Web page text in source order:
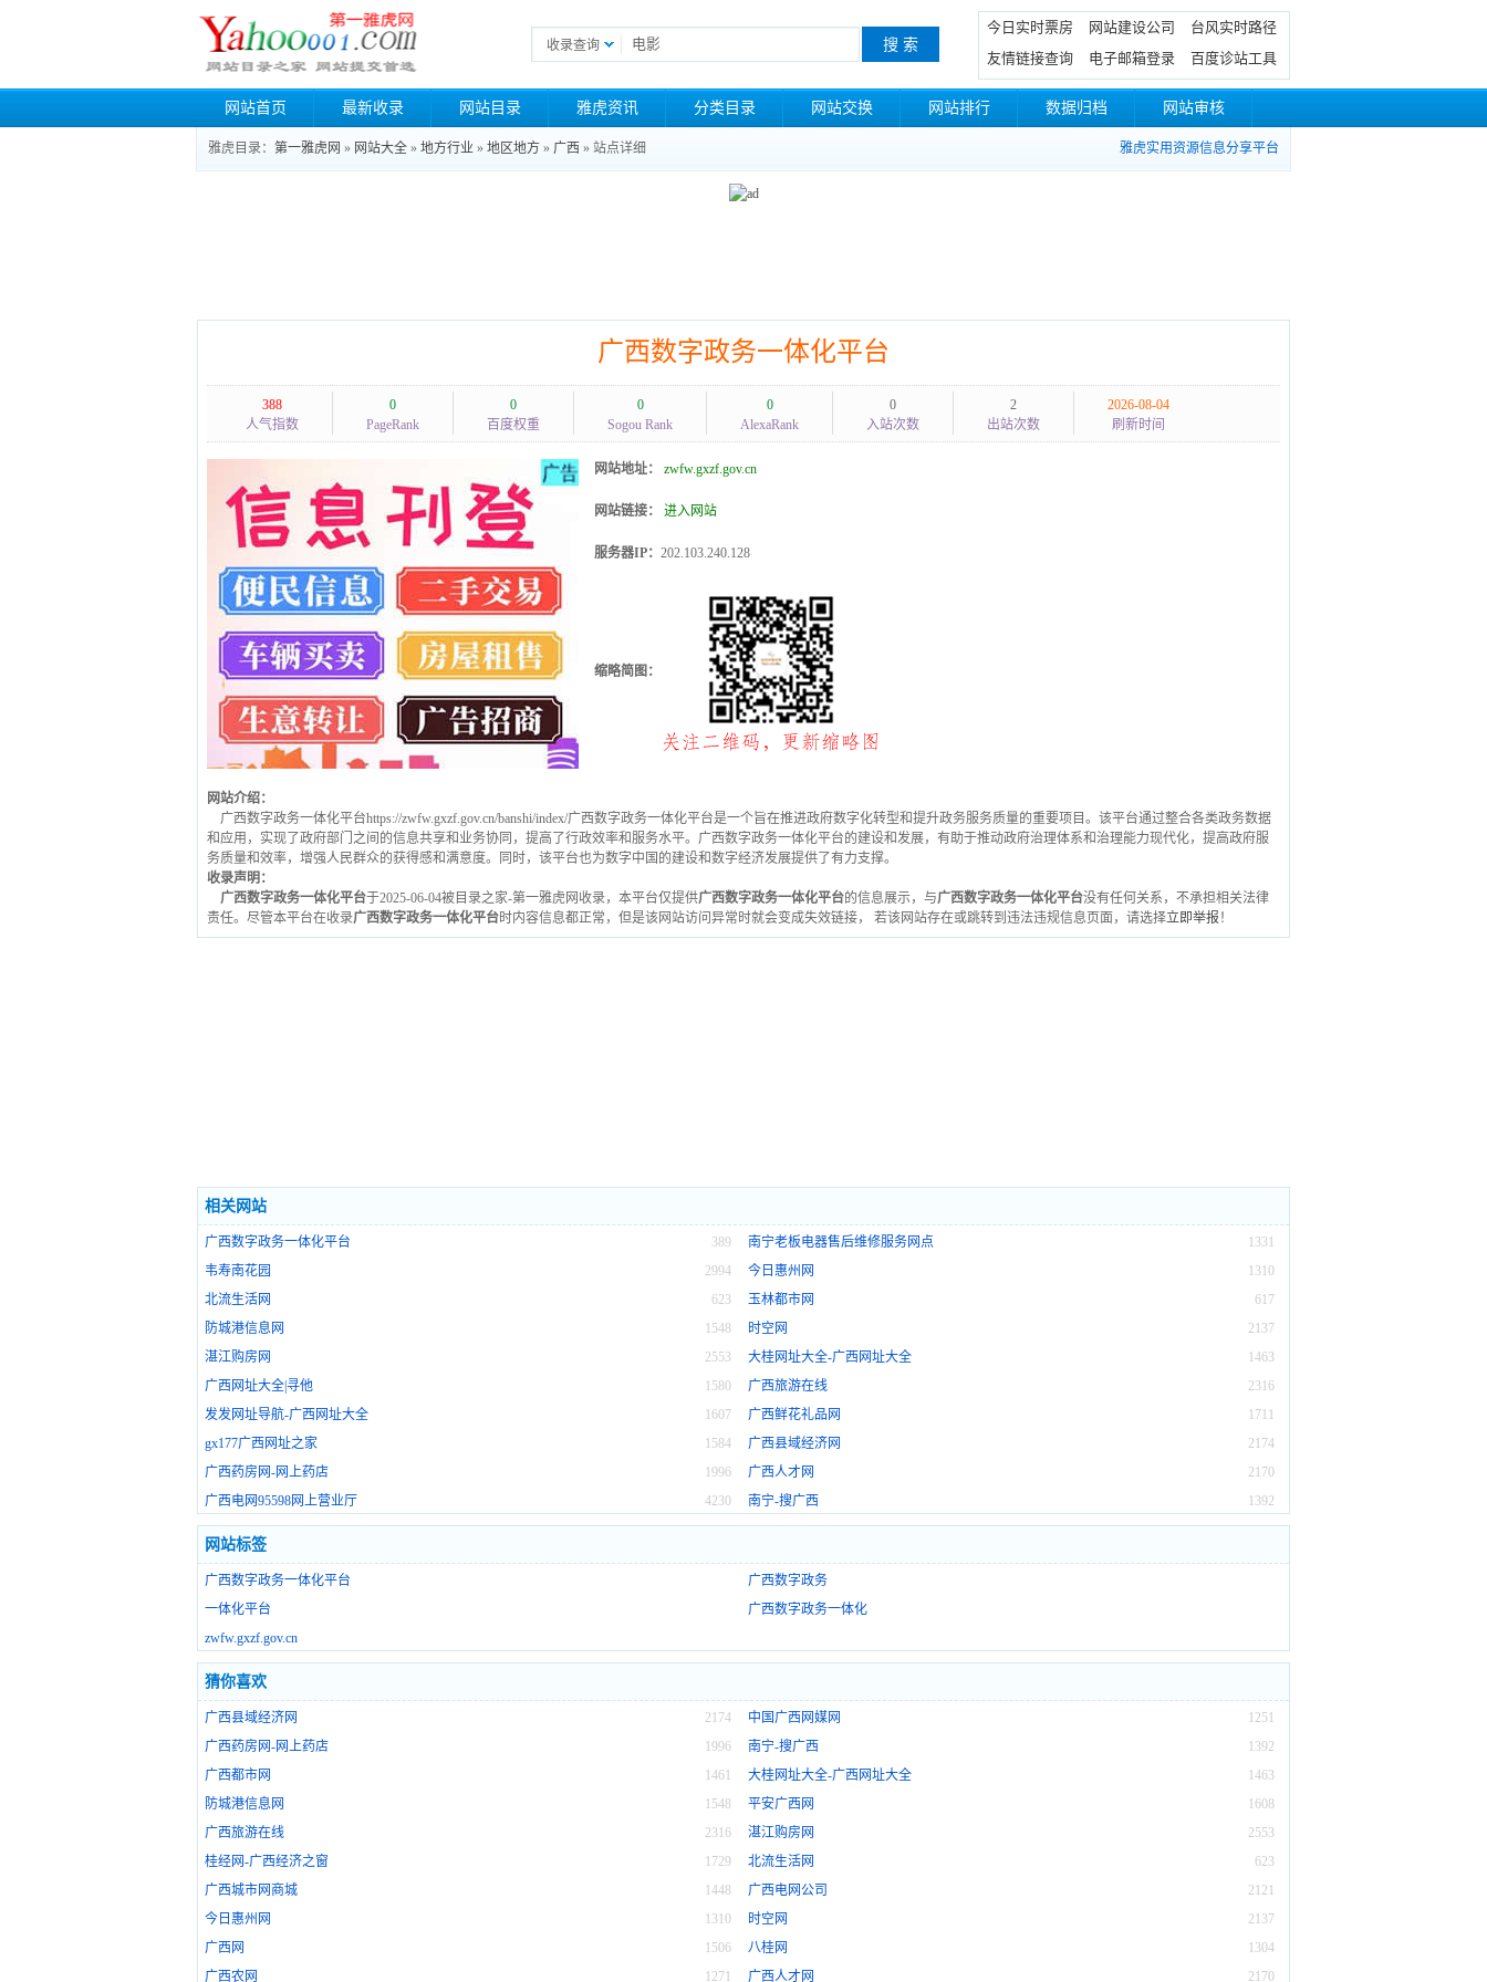
收录查询
今日实时票房 网站建设公司
台风实时路径
友情链接查询
电子邮箱登录 百度诊站工具
网站首页 最新收录 网站目录 雅虎资讯 分类目录 网站交换 网站排行 数据归档 网站审核
雅虎目录： 第一雅虎网 » 网站大全 » 地方行业 » 地区地方 » 广西 » 站点详细 雅虎实用资源信息分享平台
广西数字政务一体化平台
388
人气指数
0
PageRank
0
百度权重
0
Sogou Rank
0
AlexaRank
0
入站次数
2
出站次数
2026-08-04
刷新时间
网站地址： zwfw.gxzf.gov.cn
网站链接： 进入网站
服务器IP： 202.103.240.128
缩略简图：
网站介绍：
广西数字政务一体化平台https://zwfw.gxzf.gov.cn/banshi/index/广西数字政务一体化平台是一个旨在推进政府数字化转型和提升政务服务质量的重要项目。该平台通过整合各类政务数据
和应用，实现了政府部门之间的信息共享和业务协同，提高了行政效率和服务水平。广西数字政务一体化平台的建设和发展，有助于推动政府治理体系和治理能力现代化，提高政府服
务质量和效率，增强人民群众的获得感和满意度。同时，该平台也为数字中国的建设和数字经济发展提供了有力支撑。
收录声明：
广西数字政务一体化平台于2025-06-04被目录之家-第一雅虎网收录，本平台仅提供广西数字政务一体化平台的信息展示，与广西数字政务一体化平台没有任何关系，不承担相关法律
责任。尽管本平台在收录广西数字政务一体化平台时内容信息都正常，但是该网站访问异常时就会变成失效链接， 若该网站存在或跳转到违法违规信息页面，请选择立即举报 ！
相关网站
389
广西数字政务一体化平台 1331
南宁老板电器售后维修服务网点
2994
韦寿南花园 1310
今日惠州网
623
北流生活网 617
玉林都市网
1548
防城港信息网 2137
时空网
2553
湛江购房网 1463
大桂网址大全-广西网址大全
1580
广西网址大全|寻他 2316
广西旅游在线
1607
发发网址导航-广西网址大全 1711
广西鲜花礼品网
1584
gx177广西网址之家 2174
广西县域经济网
1996
广西药房网-网上药店 2170
广西人才网
4230
广西电网95598网上营业厅 1392
南宁-搜广西
网站标签
广西数字政务一体化平台
广西数字政务
一体化平台
广西数字政务一体化
zwfw.gxzf.gov.cn
猜你喜欢
2174
广西县域经济网 1251
中国广西网媒网
1996
广西药房网-网上药店 1392
南宁-搜广西
1461
广西都市网 1463
大桂网址大全-广西网址大全
1548
防城港信息网 1608
平安广西网
2316
广西旅游在线 2553
湛江购房网
1729
桂经网-广西经济之窗 623
北流生活网
1448
广西城市网商城 2121
广西电网公司
1310
今日惠州网 2137
时空网
1506
广西网 1304
八桂网
1271
广西农网 2170
广西人才网